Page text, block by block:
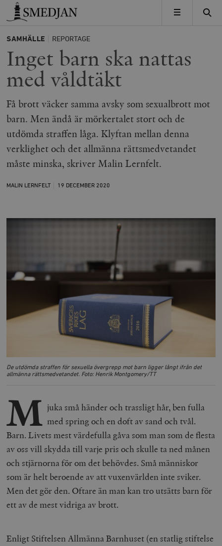
Timbro
MENY
SAMHÄLLE REPORTAGE
Inget barn ska nattas
med våldtäkt
Få brott väcker samma avsky som sexualbrott mot
barn. Men ändå är mörkertalet stort och de
utdömda straffen låga. Klyftan mellan denna
verklighet och det allmänna rättsmedvetandet
måste minska, skriver Malin Lernfelt.
MALIN LERNFELT 19 DECEMBER 2020
De utdömda straffen för sexuella övergrepp mot barn ligger långt ifrån det
allmänna rättsmedvetandet. Foto: Henrik Montgomery/TT
M juka små händer och trassligt hår, ben fulla
med spring och en doft av sand och tvål.
Barn. Livets mest värdefulla gåva som man som de flesta
av oss vill skydda till varje pris och skulle ta ned månen
och stjärnorna för om det behövdes. Små människor
som är helt beroende av att vuxenvärlden inte sviker.
Men det gör den. Oftare än man kan tro utsätts barn för
ett av de mest vidriga av brott.
Enligt Stiftelsen Allmänna Barnhuset (en statlig stiftelse